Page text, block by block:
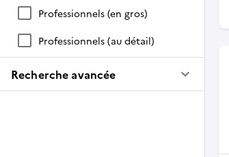
Professionnels (en gros)
Professionnels (au détail)
Recherche avancée keyboard_arrow_down